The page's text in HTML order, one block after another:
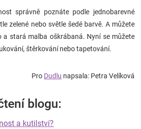
správně poznáte podle jednobarevné
zelené nebo světle šedé barvě. A můžete
stará malba oškrábaná. Nyní se můžete
štěrkování nebo tapetování.
Pro Dudlu napsala: Petra Velíková
blogu:
a kutilství?